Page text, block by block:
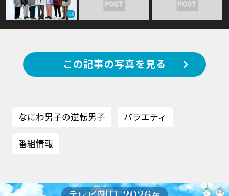
この記事の写真を見る
なにわ男子の逆転男子 バラエティ
番組情報